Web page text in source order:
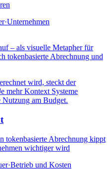
·Unternehmen
wird, steckt der
mehr Kontext Systeme
Nutzung am Budget.
tokenbasierte Abrechnung kippt
wichtiger wird
·Betrieb und Kosten